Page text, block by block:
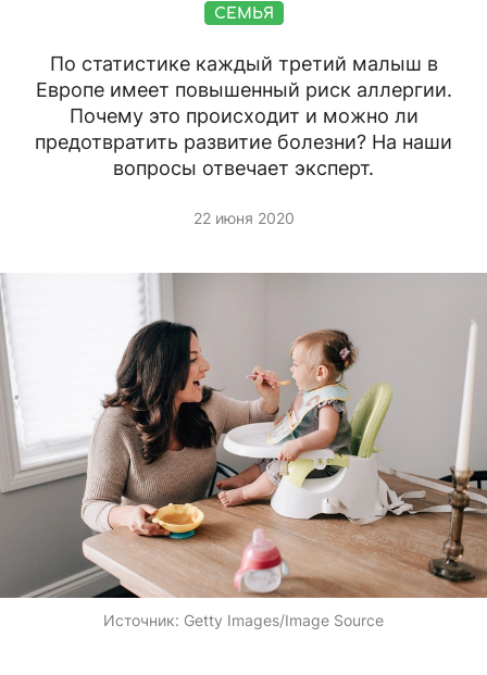
СЕМЬЯ
По статистике каждый третий малыш в
Европе имеет повышенный риск аллергии.
Почему это происходит и можно ли
предотвратить развитие болезни? На наши
вопросы отвечает эксперт.
22 июня 2020
Источник: Getty Images/Image Source